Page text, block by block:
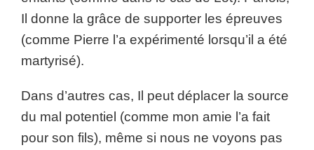
Il donne la grâce de supporter les épreuves
(comme Pierre l’a expérimenté lorsqu’il a été
martyrisé).
Dans d’autres cas, Il peut déplacer la source
du mal potentiel (comme mon amie l’a fait
pour son fils), même si nous ne voyons pas